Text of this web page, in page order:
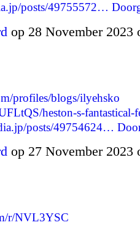
posts/49755572…
op 28 November
profiles/blogs/ilyehsko
heston-s-fantastical-
posts/49754624…
op 27 November
r/NVL3YSC